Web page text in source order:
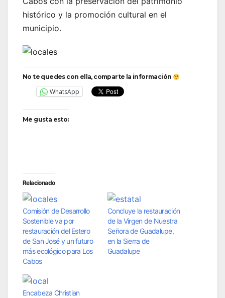
histórico y la promoción cultural en el
municipio.
No te quedes con ella, comparte la información
WhatsApp
Me gusta esto:
Relacionado
Comisión de Desarrollo
Sostenible va por
restauración del Estero
de San José y un futuro
más ecológico para Los
Cabos
Concluye la restauración
de la Virgen de Nuestra
Señora de Guadalupe,
en la Sierra de
Guadalupe
Encabeza Christian